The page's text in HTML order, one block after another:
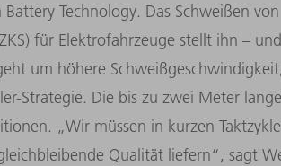
Battery Technology. Das Schweißen von
für Elektrofahrzeuge stellt ihn –
um höhere
Strategie. Die bis zu zwei Meter
„Wir müssen in kurzen
Qualität liefern“, sagt